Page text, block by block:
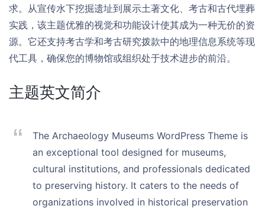
求。从宣传水下挖掘遗址到展示土著文化、考古和古代埋葬
实践，该主题优雅的视觉和功能设计使其成为一种无价的资
源。它还支持考古学和考古研究拨款中的地理信息系统等现
代工具，确保您的博物馆或组织处于技术进步的前沿。
主题英文简介
The Archaeology Museums WordPress Theme is
an exceptional tool designed for museums,
cultural institutions, and professionals dedicated
to preserving history. It caters to the needs of
organizations involved in historical preservation